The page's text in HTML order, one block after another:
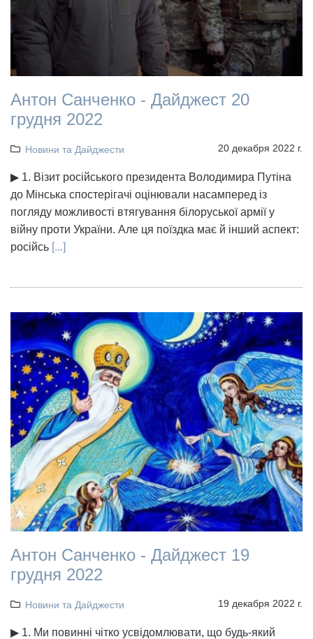
Антон Санченко - Дайджест 20
грудня 2022
Новини та Дайджести 20 декабря 2022 г.
▶ 1. Візит російського президента Володимира Путіна
до Мінська спостерігачі оцінювали насамперед із
погляду можливості втягування білоруської армії у
війну проти України. Але ця поїздка має й інший аспект:
російсь [...]
Антон Санченко - Дайджест 19
грудня 2022
Новини та Дайджести 19 декабря 2022 г.
▶ 1. Ми повинні чітко усвідомлювати, що будь-який